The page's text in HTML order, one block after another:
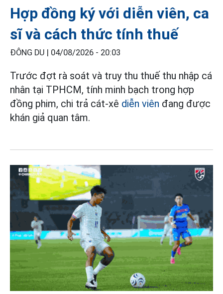
Hợp đồng ký với diễn viên, ca
sĩ và cách thức tính thuế
ĐÔNG DU | 04/08/2026 - 20:03
Trước đợt rà soát và truy thu thuế thu nhập cá
nhân tại TPHCM, tính minh bạch trong hợp
đồng phim, chi trả cát-xê diễn viên đang được
khán giả quan tâm.